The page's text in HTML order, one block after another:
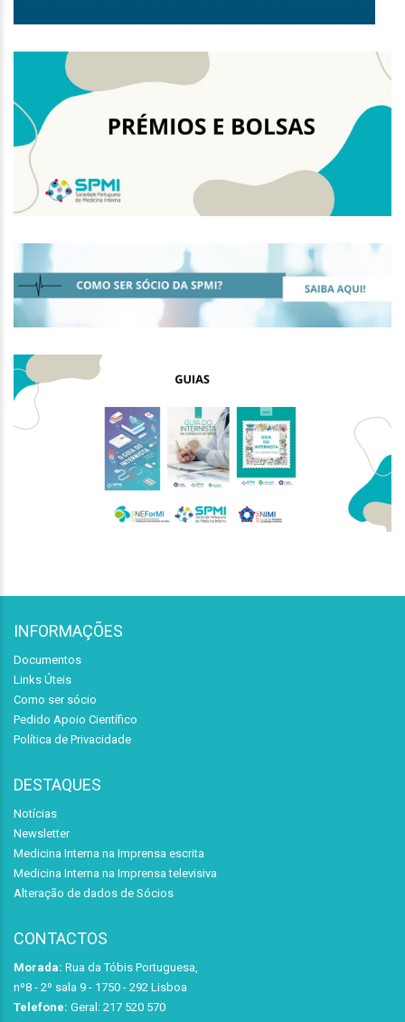
INFORMAÇÕES
Documentos
Links Úteis
Como ser sócio
Pedido Apoio Científico
Política de Privacidade
DESTAQUES
Notícias
Newsletter
Medicina Interna na Imprensa escrita
Medicina Interna na Imprensa televisiva
Alteração de dados de Sócios
CONTACTOS
Morada: Rua da Tóbis Portuguesa,
nº8 - 2º sala 9 - 1750 - 292 Lisboa
Telefone: Geral: 217 520 570